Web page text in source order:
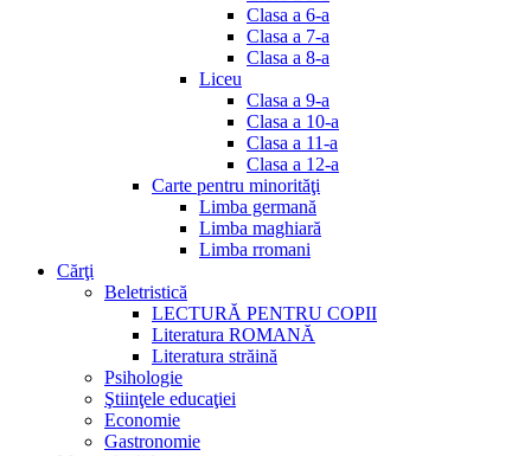
Clasa a 6-a
Clasa a 7-a
Clasa a 8-a
Liceu
Clasa a 9-a
Clasa a 10-a
Clasa a 11-a
Clasa a 12-a
Carte pentru minorităţi
Limba germană
Limba maghiară
Limba rromani
Cărţi
Beletristică
LECTURĂ PENTRU COPII
Literatura ROMANĂ
Literatura străină
Psihologie
Ştiinţele educaţiei
Economie
Gastronomie